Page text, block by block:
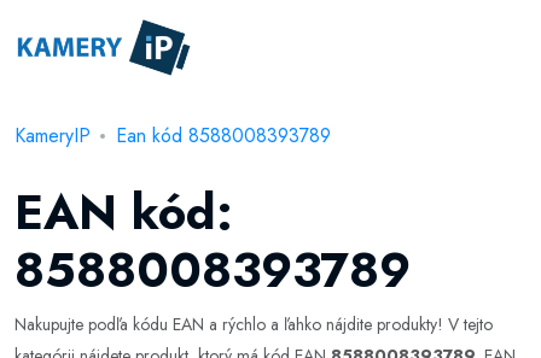
KameryIP Ean kód 8588008393789
EAN kód:
8588008393789
Nakupujte podľa kódu EAN a rýchlo a ľahko nájdite produkty! V tejto